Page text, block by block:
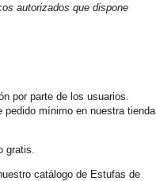
autorizados que dispone
por parte de los usuarios.
mínimo en nuestra tienda.
gratis.
catálogo de Estufas de